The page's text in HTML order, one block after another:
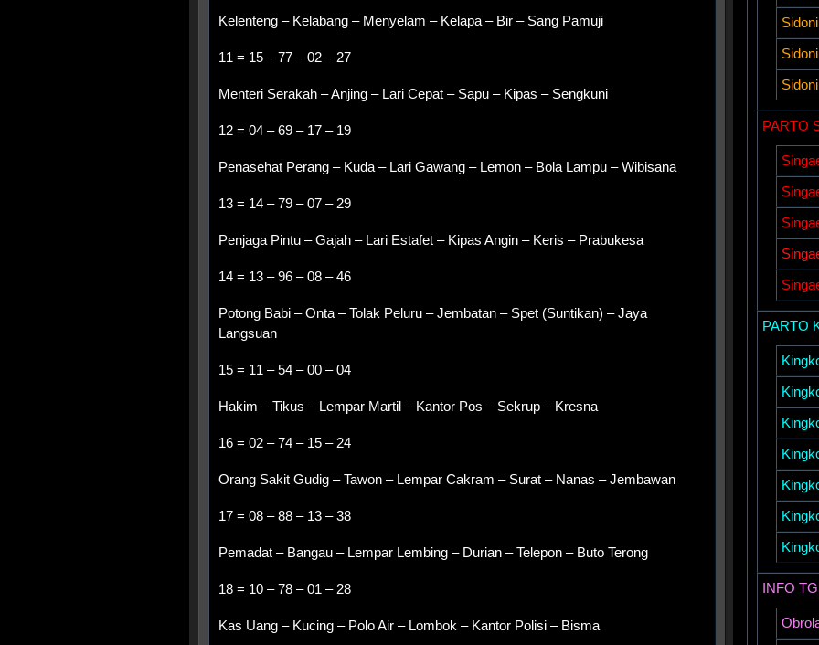
Kelenteng – Kelabang – Menyelam – Kelapa – Bir – Sang Pamuji
11 = 15 – 77 – 02 – 27
Menteri Serakah – Anjing – Lari Cepat – Sapu – Kipas – Sengkuni
12 = 04 – 69 – 17 – 19
Penasehat Perang – Kuda – Lari Gawang – Lemon – Bola Lampu – Wibisana
13 = 14 – 79 – 07 – 29
Penjaga Pintu – Gajah – Lari Estafet – Kipas Angin – Keris – Prabukesa
14 = 13 – 96 – 08 – 46
Potong Babi – Onta – Tolak Peluru – Jembatan – Spet (Suntikan) – Jaya
Langsuan
15 = 11 – 54 – 00 – 04
Hakim – Tikus – Lempar Martil – Kantor Pos – Sekrup – Kresna
16 = 02 – 74 – 15 – 24
Orang Sakit Gudig – Tawon – Lempar Cakram – Surat – Nanas – Jembawan
17 = 08 – 88 – 13 – 38
Pemadat – Bangau – Lempar Lembing – Durian – Telepon – Buto Terong
18 = 10 – 78 – 01 – 28
Kas Uang – Kucing – Polo Air – Lombok – Kantor Polisi – Bisma
PARTO
PARTO
INFO